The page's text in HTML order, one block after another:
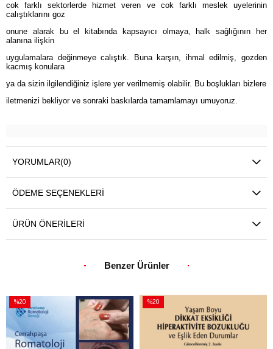
cok farklı sektorlerde hizmet veren ve cok farklı meslek uyelerinin
calıştıklarını goz
onune alarak bu el kitabında kapsayıcı olmaya, halk sağlığının her
alanına ilişkin
uygulamalara değinmeye calıştık. Buna karşın, ihmal edilmiş, gozden
kacmış konulara
ya da sizin ilgilendiğiniz işlere yer verilmemiş olabilir. Bu boşlukları bizlere
iletmenizi bekliyor ve sonraki baskılarda tamamlamayı umuyoruz.
YORUMLAR(0)
ÖDEME SEÇENEKLERI
ÜRÜN ÖNERILERI
Benzer Ürünler
%20
İndirim
%20
%20İndirim